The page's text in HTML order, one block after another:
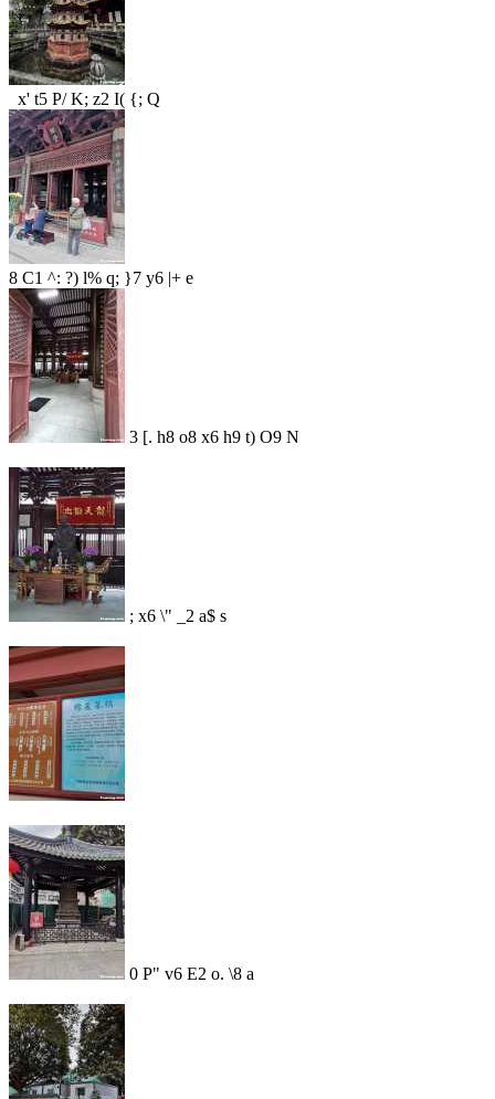
x' t5 P/ K; z2 I( {; Q
8 C1 ^: ?) l% q; }7 y6 |+ e
3 [. h8 o8 x6 h9 t) O9 N
; x6 \" _2 a$ s
0 P" v6 E2 o. \8 a